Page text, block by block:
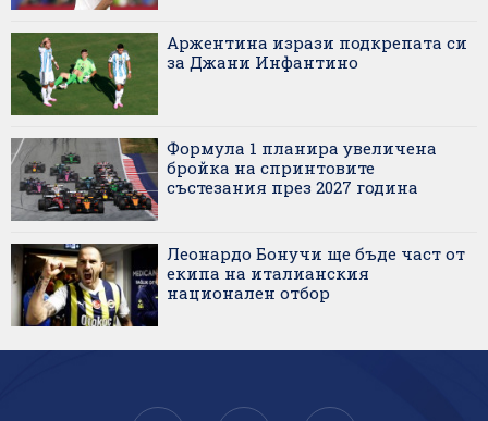
Аржентина изрази подкрепата си
за Джани Инфантино
Формула 1 планира увеличена
бройка на спринтовите
състезания през 2027 година
Леонардо Бонучи ще бъде част от
екипа на италианския
национален отбор